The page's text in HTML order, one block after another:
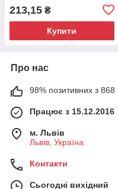
213,15 ₴
Купити
Про нас
98% позитивних з 868
Працює з 15.12.2016
м. Львів
Львів, Україна
Контакти
Сьогодні вихідний